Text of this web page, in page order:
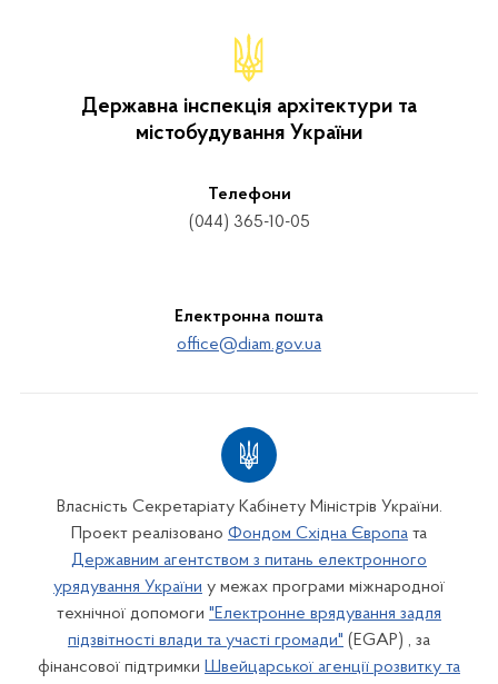
Державна інспекція архітектури та
містобудування України
Телефони
(044) 365-10-05
Електронна пошта
office@diam.gov.ua
Власність Секретаріату Кабінету Міністрів України.
Проект реалізовано Фондом Східна Європа та
Державним агентством з питань електронного
урядування України у межах програми міжнародної
технічної допомоги "Електронне врядування задля
підзвітності влади та участі громади" (EGAP) , за
фінансової підтримки Швейцарської агенції розвитку та